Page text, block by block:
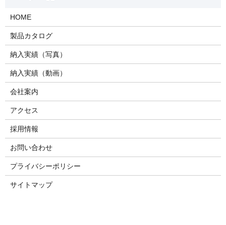
HOME
製品カタログ
納入実績（写真）
納入実績（動画）
会社案内
アクセス
採用情報
お問い合わせ
プライバシーポリシー
サイトマップ